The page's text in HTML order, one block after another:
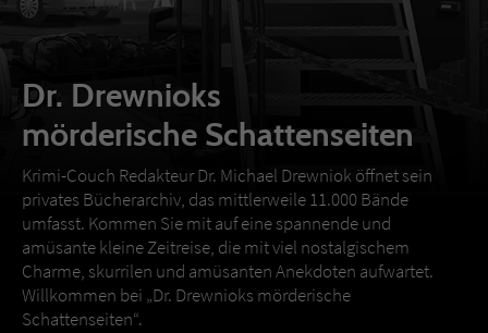
Dr. Drewnioks
mörderische Schattenseiten
Krimi-Couch Redakteur Dr. Michael Drewniok öffnet sein
privates Bücherarchiv, das mittlerweile 11.000 Bände
umfasst. Kommen Sie mit auf eine spannende und
amüsante kleine Zeitreise, die mit viel nostalgischem
Charme, skurrilen und amüsanten Anekdoten aufwartet.
Willkommen bei „Dr. Drewnioks mörderische
Schattenseiten“.